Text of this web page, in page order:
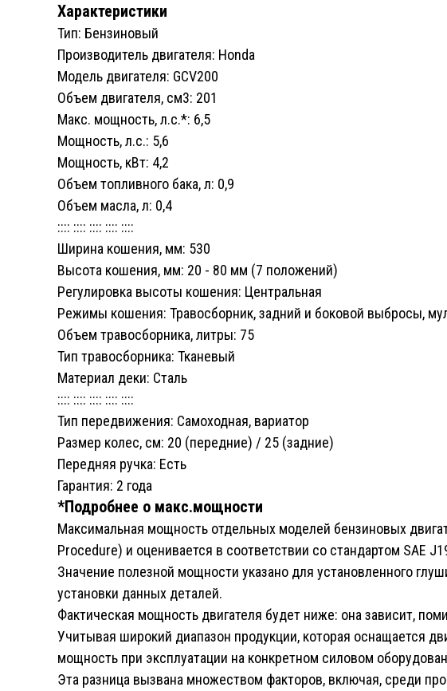
Характеристики
Тип: Бензиновый
Производитель двигателя: Honda
Модель двигателя: GCV200
Объем двигателя, см3: 201
Макс. мощность, л.с.*: 6,5
Мощность, л.с.: 5,6
Мощность, кВт: 4,2
Объем топливного бака, л: 0,9
Объем масла, л: 0,4
:::: :::: :::: :::: ::::
Ширина кошения, мм: 530
Высота кошения, мм: 20 - 80 мм (7 положений)
Регулировка высоты кошения: Центральная
Режимы кошения: Травосборник, задний и боковой выбросы,
Объем травосборника, литры: 75
Тип травосборника: Тканевый
Материал деки: Сталь
:::: :::: :::: :::: ::::
Тип передвижения: Самоходная, вариатор
Размер колес, cм: 20 (передние) / 25 (задние)
Передняя ручка: Есть
Гарантия: 2 года
*Подробнее о макс.мощности
Максимальная мощность отдельных моделей бензиновых
Procedure) и оценивается в соответствии со стандартом SAE
Значение полезной мощности указано для установленного
установки данных деталей.
Фактическая мощность двигателя будет ниже: она зависит,
Учитывая широкий диапазон продукции, которая оснащается
мощность при эксплуатации на конкретном силовом
Эта разница вызвана множеством факторов, включая, среди